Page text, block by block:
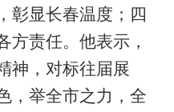
彰显长春温度；四
方责任。他表示，
神，对标往届展
，举全市之力，全